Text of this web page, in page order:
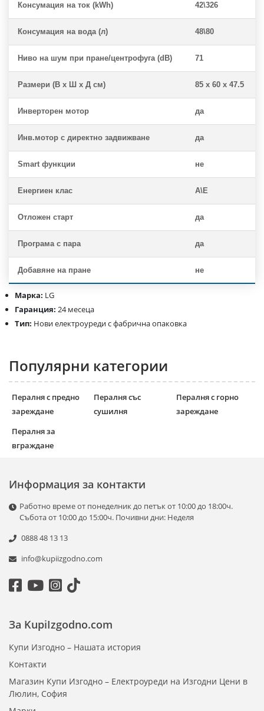
Консумация на ток (kWh) 42\326
Консумация на вода (л) 48\80
Ниво на шум при пране/центрофуга (dB) 71
Размери (В x Ш x Д см) 85 x 60 x 47.5
Инверторен мотор да
Инв.мотор с директно задвижване да
Smart функции не
Енергиен клас A\E
Отложен старт да
Програма с пара да
Добавяне на пране не
Марка: LG
Гаранция: 24 месеца
Тип: Нови електроуреди с фабрична опаковка
Популярни категории
Пералня с предно
зареждане
Пералня със
сушилня
Пералня с горно
зареждане
Пералня за
вграждане
Информация за контакти
Работно време от понеделник до петък от 10:00 до 18:00ч.
Събота от 10:00 до 15:00ч. Почивни дни: Неделя
0888 48 13 13
info@kupiizgodno.com
За KupiIzgodno.com
Купи Изгодно – Нашата история
Контакти
Магазин Купи Изгодно – Електроуреди на Изгодни Цени в
Люлин, София